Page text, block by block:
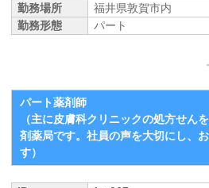
勤務場所
福井県敦賀市内
勤務形態
パート
パート薬剤師
（主に皮膚科クリニックの処方せん
剤薬局です。社員の声を大切にし、
す）